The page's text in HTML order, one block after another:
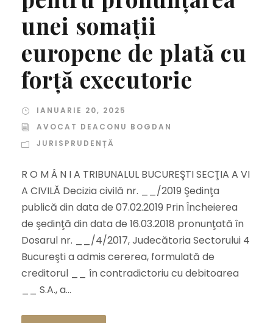
unei somaţii
europene de plată cu
forţă executorie
IANUARIE 20, 2025
AVOCAT DEACONU BOGDAN
JURISPRUDENȚĂ
R O M Â N I A TRIBUNALUL BUCUREŞTI SECŢIA A VI
A CIVILĂ Decizia civilă nr. __/2019 Şedinţa
publică din data de 07.02.2019 Prin Încheierea
de şedinţă din data de 16.03.2018 pronunţată în
Dosarul nr. __/4/2017, Judecătoria Sectorului 4
Bucureşti a admis cererea, formulată de
creditorul __ în contradictoriu cu debitoarea
__ S.A., a...